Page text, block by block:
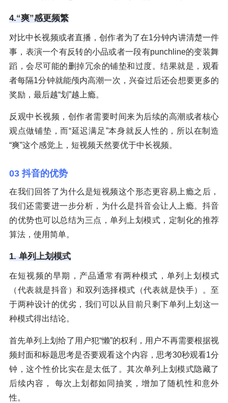
4.“爽”感更频繁
对比中长视频或者直播，创作者为了在1分钟内讲清楚一件
事，表演一个有反转的小品或者一段有punchline的变装舞
蹈，会尽可能的删掉冗余的铺垫和过度。结果就是，观看
者每隔1分钟就能颅内高潮一次，兴奋过后还会想要更多的
奖励，最后越“划”越上瘾。
反观中长视频，创作者需要时间来为后续的高潮或者核心
观点做铺垫，而“延迟满足”本身就反人性的，所以在制造
“爽”这个感觉上，短视频天然要优于中长视频。
03 抖音的优势
在我们回答了为什么是短视频这个形态更容易上瘾之后，
我们还需要进一步分析，为什么是抖音会让人上瘾。抖音
的优势也可以总结为三点，单列上划模式，定制化的推荐
算法，使用简单。
1. 单列上划模式
在短视频的早期，产品通常有两种模式，单列上划模式
（代表就是抖音）和双列选择模式（代表就是快手）。至
于两种设计的优劣，我们可以从目前只剩下单列上划这一
种模式得出结论。
首先单列上划给了用户犯“懒”的权利，用户不再需要根据视
频封面和标题思考是否要观看这个内容，思考30秒观看1分
钟，这个性价比实在是太低了。其次单列上划模式隐藏了
后续内容， 每次上划都如同抽奖，增加了随机性和意外
性。